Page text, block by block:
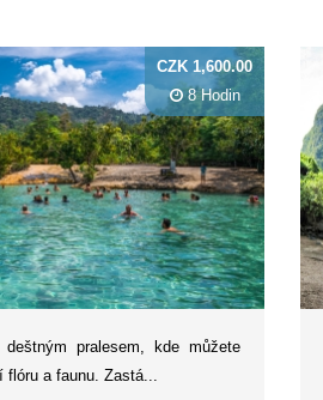
pralesem, kde můžete
a faunu. Zastá...
CZK 1,600.00
8 Hodin